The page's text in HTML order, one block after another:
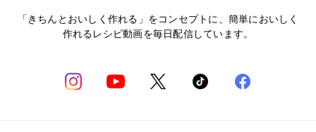
「きちんとおいしく作れる」をコンセプトに、簡単においしく
作れるレシピ動画を毎日配信しています。